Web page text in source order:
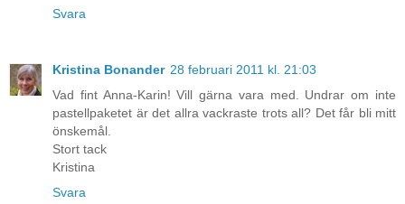
Svara
Kristina Bonander 28 februari 2011 kl. 21:03
Vad fint Anna-Karin! Vill gärna vara med. Undrar om inte
pastellpaketet är det allra vackraste trots all? Det får bli mitt
önskemål.
Stort tack
Kristina
Svara